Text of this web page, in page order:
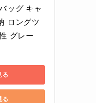
ッグ キャ
ロングツ
グレー
る
る